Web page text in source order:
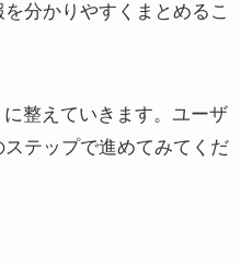
分かりやすくまとめるこ
整えていきます。ユーザ
テップで進めてみてくだ